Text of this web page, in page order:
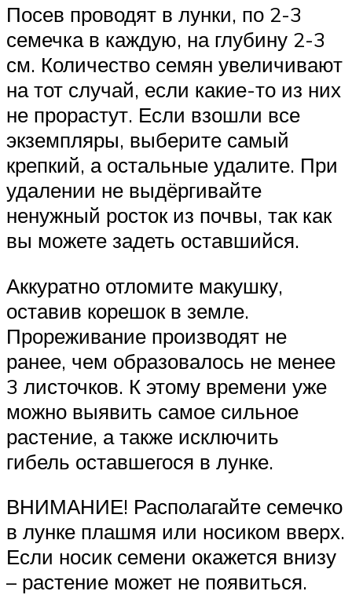
Посев проводят в лунки, по 2-3
семечка в каждую, на глубину 2-3
см. Количество семян увеличивают
на тот случай, если какие-то из них
не прорастут. Если взошли все
экземпляры, выберите самый
крепкий, а остальные удалите. При
удалении не выдёргивайте
ненужный росток из почвы, так как
вы можете задеть оставшийся.
Аккуратно отломите макушку,
оставив корешок в земле.
Прореживание производят не
ранее, чем образовалось не менее
3 листочков. К этому времени уже
можно выявить самое сильное
растение, а также исключить
гибель оставшегося в лунке.
ВНИМАНИЕ! Располагайте семечко
в лунке плашмя или носиком вверх.
Если носик семени окажется внизу
– растение может не появиться.